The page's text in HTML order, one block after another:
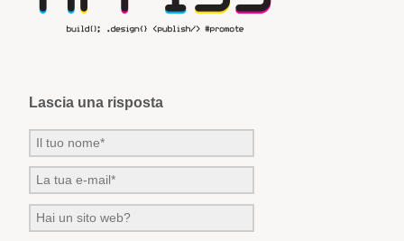
Lascia una risposta